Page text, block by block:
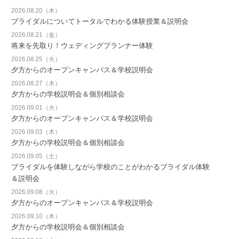
2026.08.20（木）
ブライダルについてトータルでわかる体験授業＆説明会
2026.08.21（金）
将来を先取り！ウェディングプランナー体験
2026.08.25（火）
夕方からのオープンキャンパス＆学校説明会
2026.08.27（木）
夕方からの学校説明会＆個別相談会
2026.09.01（火）
夕方からのオープンキャンパス＆学校説明会
2026.09.03（木）
夕方からの学校説明会＆個別相談会
2026.09.05（土）
ブライダルを体験しながら学校のことがわかるブライダル体験
＆説明会
2026.09.08（火）
夕方からのオープンキャンパス＆学校説明会
2026.09.10（木）
夕方からの学校説明会＆個別相談会